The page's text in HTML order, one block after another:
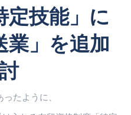
定技能」に
業」を追加
たように、